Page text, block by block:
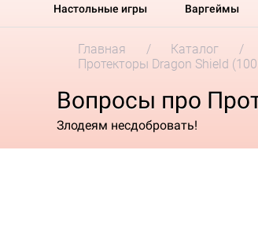
Настольные игры Варгеймы
Главная Каталог
Протекторы Dragon Shield
Вопросы про
Злодеям несдобровать!